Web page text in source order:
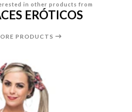
in other products from
ERÓTICOS
PRODUCTS